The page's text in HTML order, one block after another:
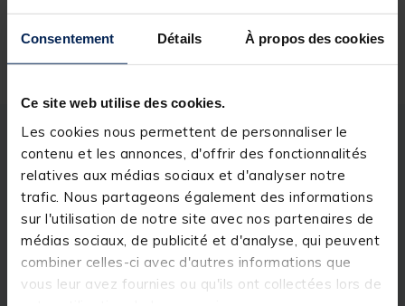
Consentement Détails À propos des cookies
Ce site web utilise des cookies.
Les cookies nous permettent de personnaliser le
contenu et les annonces, d'offrir des fonctionnalités
relatives aux médias sociaux et d'analyser notre
trafic. Nous partageons également des informations
sur l'utilisation de notre site avec nos partenaires de
médias sociaux, de publicité et d'analyse, qui peuvent
combiner celles-ci avec d'autres informations que
vous leur avez fournies ou qu'ils ont collectées lors de
Livraison gratuite en point relais et magasin
Retour gratuit, 1 mois pour changer d’avis
Description Spécifications
Description & détails
Description
Le Fluorocarbon FURTIV est prévu pour la réalisation
de bas de ligne rigides. Sa conception 100% HDF